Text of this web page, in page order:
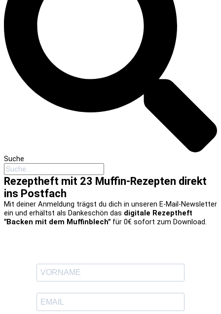
Suche
Rezeptheft mit 23 Muffin-Rezepten direkt
ins Postfach
Mit deiner Anmeldung trägst du dich in unseren E-Mail-Newsletter
ein und erhältst als Dankeschön das digitale Rezeptheft
"Backen mit dem Muffinblech" für 0€ sofort zum Download.